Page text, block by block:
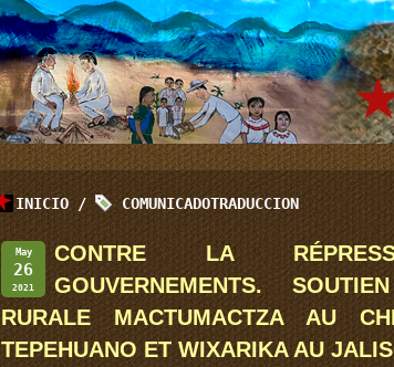
INICIO / COMUNICADOTRADUCCION
May
26
2021
CONTRE LA
GOUVERNEMENTS.
RURALE MACTUMACTZA AU
TEPEHUANO ET WIXARIKA AU